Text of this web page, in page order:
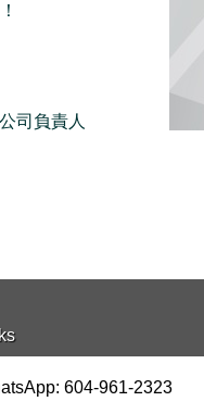
司負責人
604-961-2323